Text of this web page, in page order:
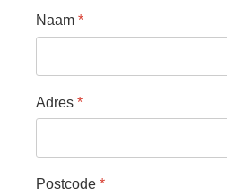
Beeldschriften
Donateurs
Vrijwilligers
Naam *
Adres *
Postcode *